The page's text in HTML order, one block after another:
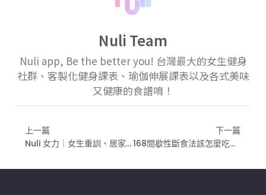
Nuli Team
Nuli app, Be the better you! 台灣最大的女生健身
社群、客製化健身課表、瑜伽伸展課表以及各式美味
又健康的食譜唷！
上一篇
Nuli 女力｜女生重訓、居家自主健身APP介紹、評價、費用及折扣碼(2024年2月)超過400種健身菜單
下一篇
168間歇性斷食法該怎麼吃？營養師解答：這樣做避免肌肉流失｜新手健身飲食